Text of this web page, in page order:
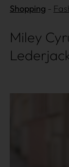
Shopping
Miley